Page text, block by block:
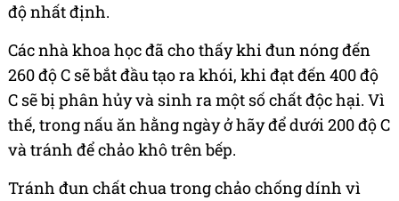
độ nhất định.
Các nhà khoa học đã cho thấy khi đun nóng đến
260 độ C sẽ bắt đầu tạo ra khói, khi đạt đến 400 độ
C sẽ bị phân hủy và sinh ra một số chất độc hại. Vì
thế, trong nấu ăn hằng ngày ở hãy để dưới 200 độ C
và tránh để chảo khô trên bếp.
Tránh đun chất chua trong chảo chống dính vì